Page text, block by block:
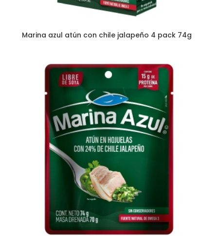
Marina azul atún con chile jalapeño 4 pack 74g